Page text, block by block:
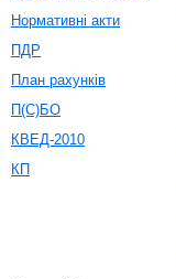
Нормативні акти
ПДР
План рахунків
П(С)БО
КВЕД-2010
КП